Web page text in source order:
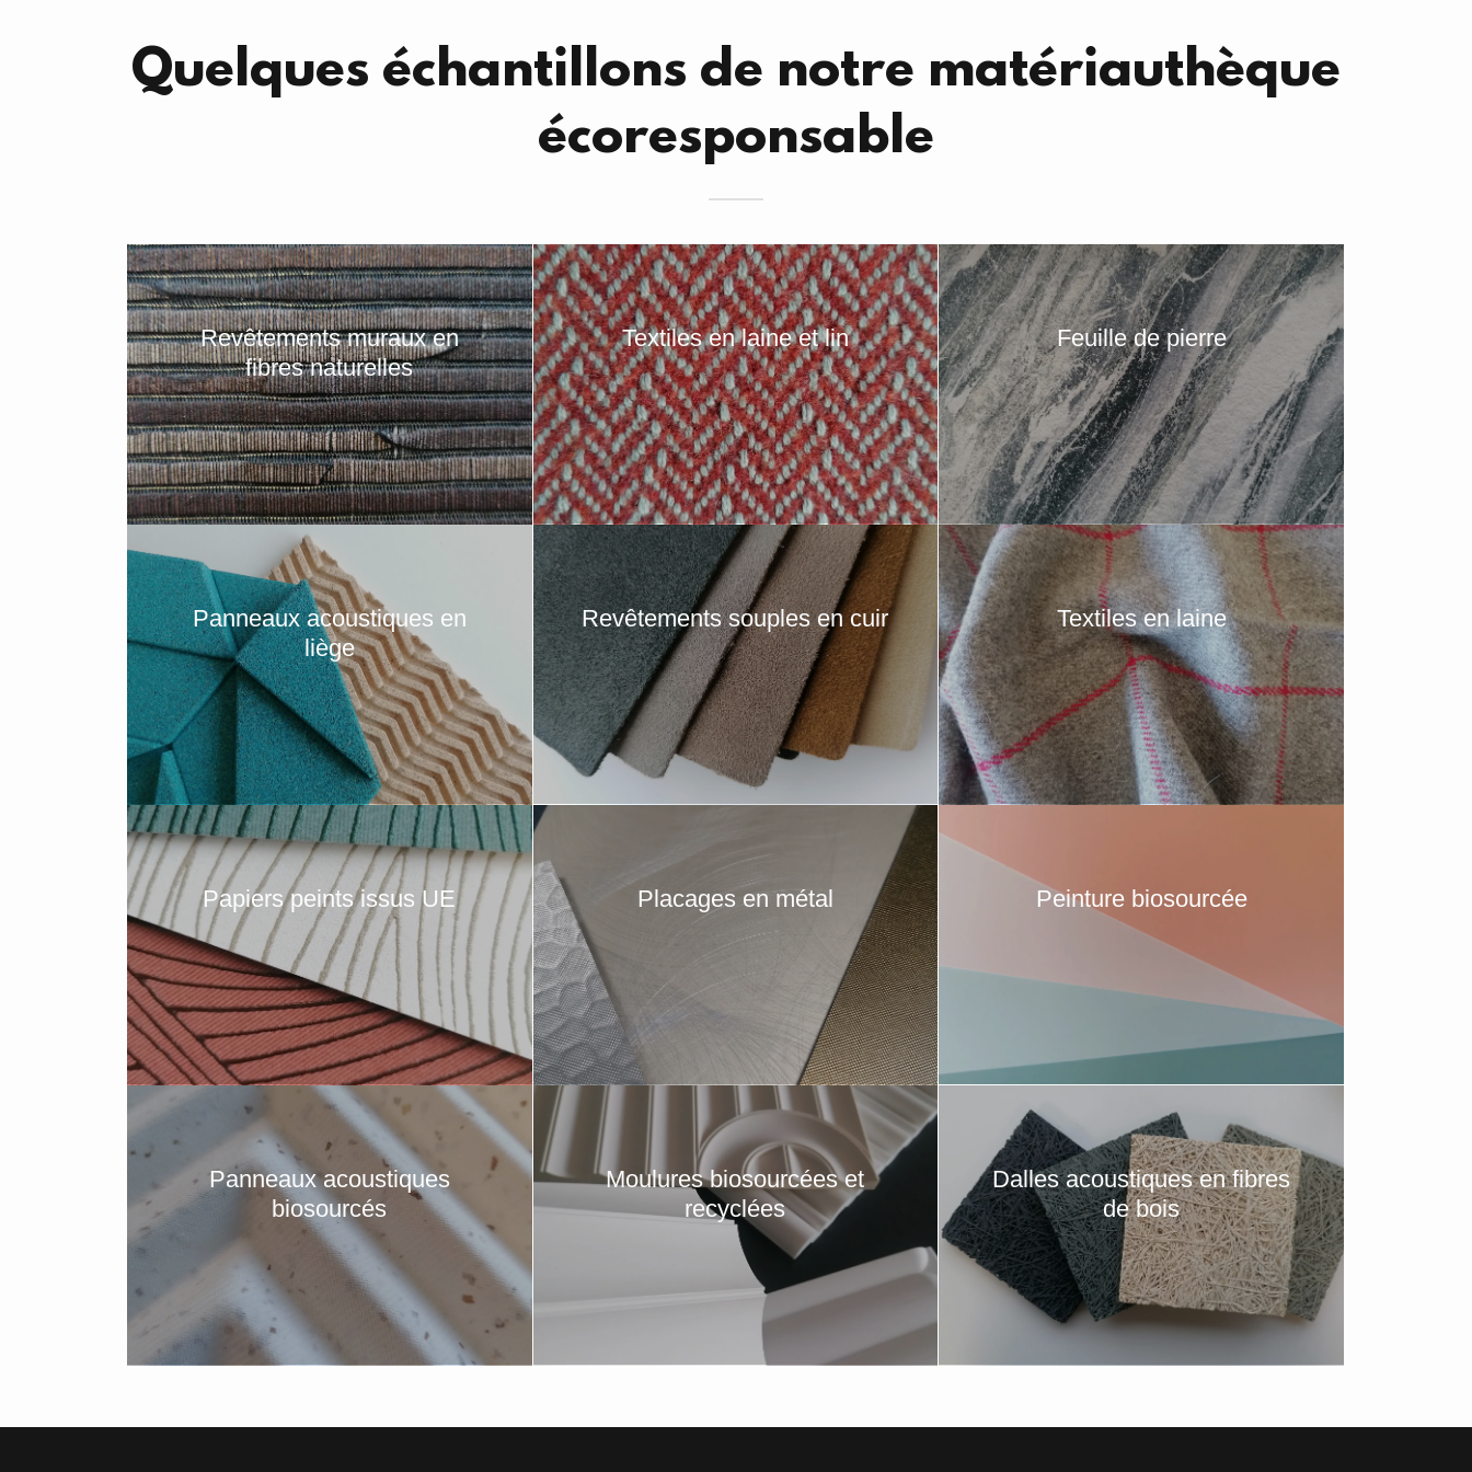
Quelques échantillons de notre matériauthèque
écoresponsable
Revêtements muraux en
fibres naturelles
Textiles en laine et lin Feuille de pierre
Panneaux acoustiques en
liège
Revêtements souples en cuir Textiles en laine
Papiers peints issus UE Placages en métal Peinture biosourcée
Panneaux acoustiques
biosourcés
Moulures biosourcées et
recyclées
Dalles acoustiques en fibres
de bois